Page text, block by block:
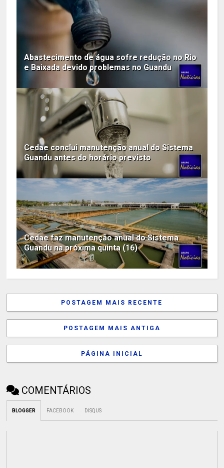
Abastecimento de água sofre redução no Rio
e Baixada devido problemas no Guandu
Cedae conclui manutenção anual do Sistema
Guandu antes do horário previsto
Cedae faz manutenção anual do Sistema
Guandu na próxima quinta (16)
POSTAGEM MAIS RECENTE
POSTAGEM MAIS ANTIGA
PÁGINA INICIAL
COMENTÁRIOS
BLOGGER FACEBOOK DISQUS